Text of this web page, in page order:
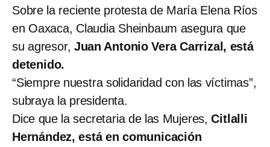
Sobre la reciente protesta de María Elena Ríos
en Oaxaca, Claudia Sheinbaum asegura que
su agresor, Juan Antonio Vera Carrizal, está
detenido.
“Siempre nuestra solidaridad con las víctimas”,
subraya la presidenta.
Dice que la secretaria de las Mujeres,Citlalli
Hernández, está en comunicación